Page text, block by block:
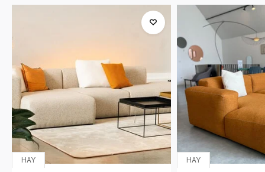
HAY HAY